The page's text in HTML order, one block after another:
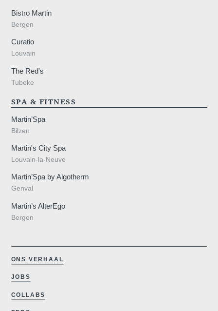
Bistro Martin
Bergen
Curatio
Louvain
The Red's
Tubeke
SPA & FITNESS
Martin’Spa
Bilzen
Martin's City Spa
Louvain-la-Neuve
Martin’Spa by Algotherm
Genval
Martin’s AlterEgo
Bergen
ONS VERHAAL
JOBS
COLLABS